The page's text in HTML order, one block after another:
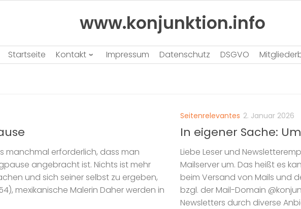
www.konjunktion.info
Startseite Kontakt Impressum Datenschutz DSGVO
manchmal erforderlich, dass man
angebracht ist. Nichts ist mehr
und sich seiner selbst zu ergeben,
mexikanische Malerin Daher werden in
Seitenrelevantes 2. Januar 2026
In eigener Sache:
Liebe Leser und
Mailserver um. Das heißt es
beim Versand von Mails und
bzgl. der Mail-Domain
Newsletters durch diverse